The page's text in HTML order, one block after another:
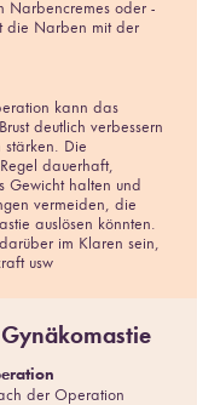
Narbencremes oder -
die Narben mit der
kann das
deutlich verbessern
stärken. Die
dauerhaft,
Gewicht halten und
vermeiden, die
auslösen könnten.
im Klaren sein,
usw
der Operation